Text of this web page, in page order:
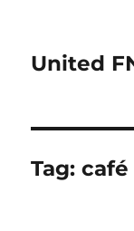
United
Tag:café